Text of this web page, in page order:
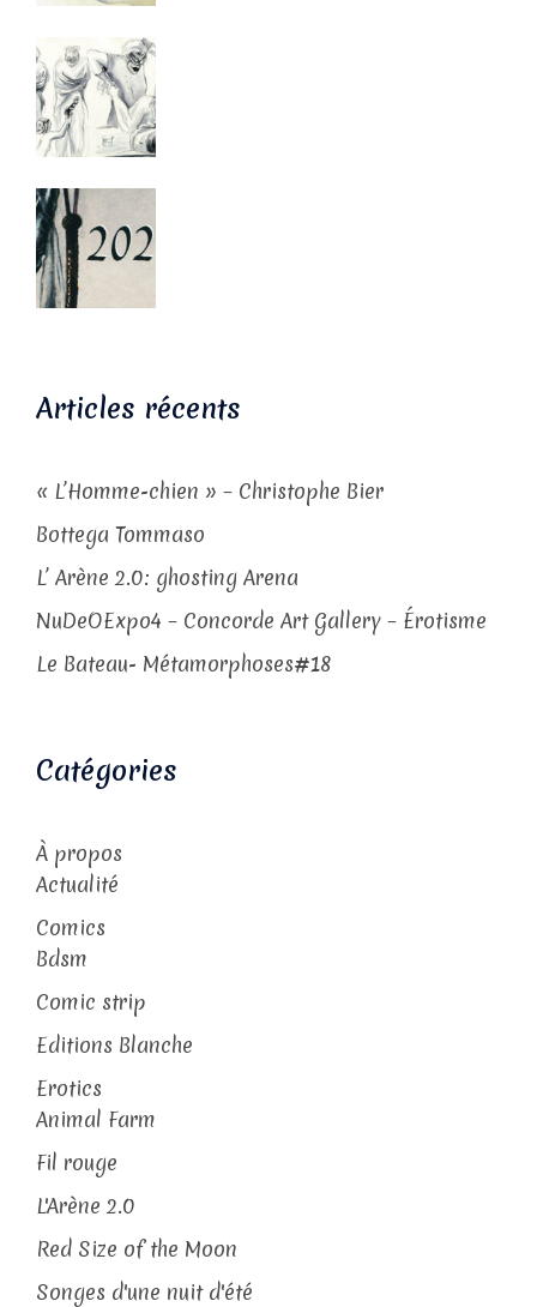
Articles récents
« L’Homme-chien » – Christophe Bier
Bottega Tommaso
L’ Arène 2.0: ghosting Arena
NuDeOExpo4 – Concorde Art Gallery – Érotisme
Le Bateau- Métamorphoses#18
Catégories
À propos
Actualité
Comics
Bdsm
Comic strip
Editions Blanche
Erotics
Animal Farm
Fil rouge
L'Arène 2.0
Red Size of the Moon
Songes d'une nuit d'été